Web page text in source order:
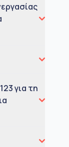
για τη